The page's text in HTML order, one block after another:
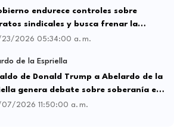
endurece controles sobre
sindicales y busca frenar la
laboral ilegal
2026 05:34:00 a. m.
de la Espriella
de Donald Trump a Abelardo de la
genera debate sobre soberanía e
internacional
2026 11:50:00 a. m.